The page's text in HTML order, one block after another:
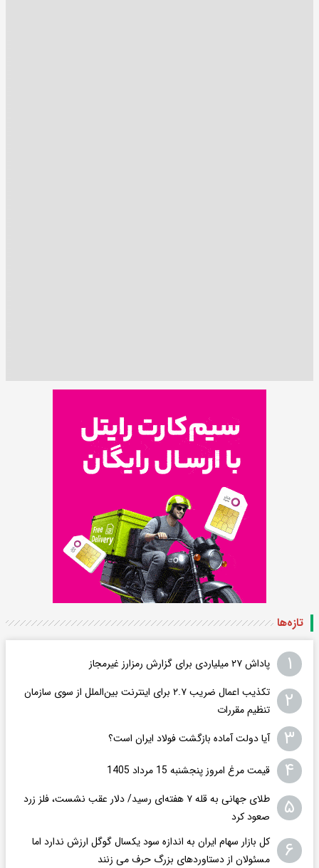
تازه‌ها
۱ پاداش ۲۷ میلیاردی برای گزارش رمزارز غیرمجاز
۲
تکذیب اعمال ضریب ۲.۷ برای اینترنت بین‌الملل از سوی سازمان
تنظیم مقررات
۳ آیا دولت آماده بازگشت فولاد ایران است؟
۴ قیمت مرغ امروز پنجشنبه 15 مرداد 1405
۵
طلای جهانی به قله ۷ هفته‌ای رسید/ دلار عقب نشست، فلز زرد
صعود کرد
۶
کل بازار سهام ایران به اندازه سود یکسال گوگل ارزش ندارد اما
مسئولان از دستاوردهای بزرگ حرف می زنند